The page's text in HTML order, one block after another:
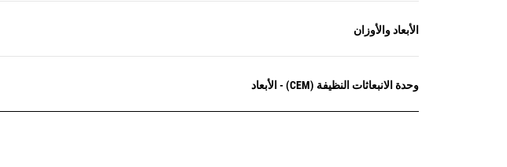
الأبعاد والأوزان
وحدة الانبعاثات النظيفة (CEM) - الأبعاد